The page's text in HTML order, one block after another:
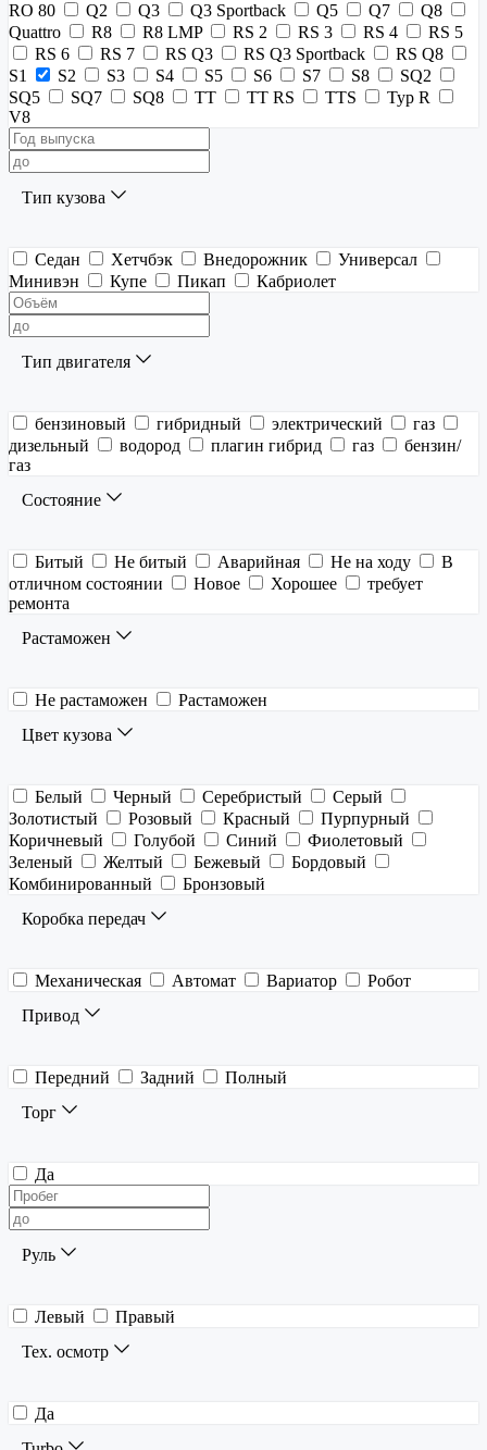
RO 80
Q2 Q3 Q3 Sportback Q5 Q7
Q8
Quattro
R8 R8 LMP RS 2 RS 3 RS 4
RS 5
RS 6
RS 7 RS Q3 RS Q3 Sportback
RS Q8
S1
S2 S3 S4 S5 S6 S7 S8
SQ2
SQ5
SQ7 SQ8 TT TT RS TTS
Typ R
V8
Тип кузова
Седан Хетчбэк Внедорожник
Универсал
Минивэн
Купе Пикап Кабриолет
Тип двигателя
бензиновый гибридный электрический
газ
дизельный
водород плагин гибрид газ
бензин/
газ
Состояние
Битый Не битый Аварийная Не на ходу
В
отличном состоянии
Новое Хорошее
требует
ремонта
Растаможен
Не растаможен
Растаможен
Цвет кузова
Белый Черный Серебристый
Серый
Золотистый
Розовый Красный
Пурпурный
Коричневый
Голубой Синий
Фиолетовый
Зеленый
Желтый Бежевый
Бордовый
Комбинированный
Бронзовый
Коробка передач
Механическая Автомат Вариатор
Робот
Привод
Передний Задний
Полный
Торг
Да
Руль
Левый
Правый
Тех. осмотр
Да